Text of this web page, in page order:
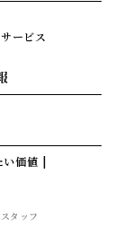
ービス
い価値
スタッフ